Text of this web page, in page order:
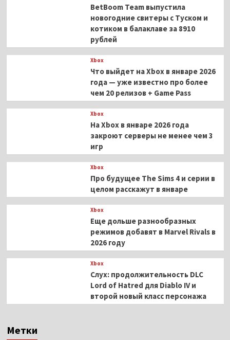
BetBoom Team выпустила
новогодние свитеры с Туском и
котиком в балаклаве за 8910
рублей
Xbox
Что выйдет на Xbox в январе 2026
года — уже известно про более
чем 20 релизов + Game Pass
Xbox
На Xbox в январе 2026 года
закроют серверы не менее чем 3
игр
Xbox
Про будущее The Sims 4 и серии в
целом расскажут в январе
Xbox
Еще дольше разнообразных
режимов добавят в Marvel Rivals в
2026 году
Xbox
Слух: продолжительность DLC
Lord of Hatred для Diablo IV и
второй новый класс персонажа
Метки